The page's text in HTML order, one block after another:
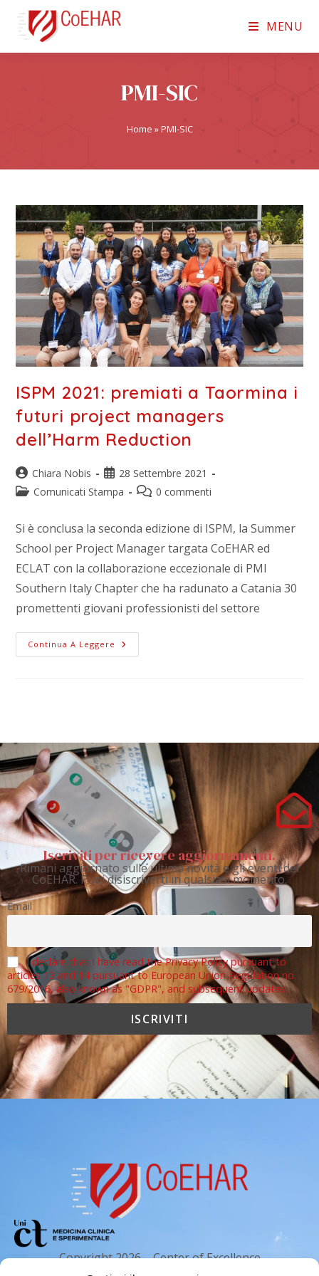
MENU
PMI-SIC
Home »PMI-SIC
ISPM 2021: premiati a Taormina i
futuri project managers
dell’Harm Reduction
Chiara Nobis
28 Settembre 2021
Comunicati Stampa
0 commenti
Si è conclusa la seconda edizione di ISPM, la Summer
School per Project Manager targata CoEHAR ed
ECLAT con la collaborazione eccezionale di PMI
Southern Italy Chapter che ha radunato a Catania 30
promettenti giovani professionisti del settore
Continua A Leggere
Iscriviti per ricevere aggiornamenti.
Rimani aggiornato sulle ultime novità e gli eventi del
CoEHAR. Puoi disiscriverti in qualsiasi momento.
Email
I declare that I have read the Privacy Policy pursuant to
articles 13 and 14 pursuant to European Union Regulation no.
679/2016, also known as "GDPR", and subsequent updates.
Copyright 2026 – Center of Excellence